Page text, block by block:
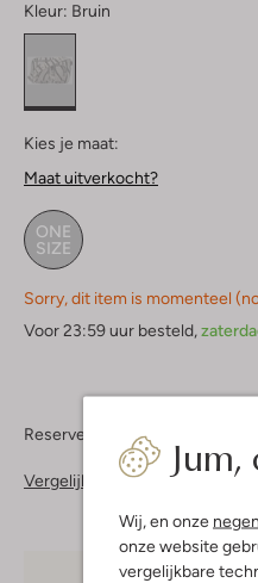
Wij, en onze
onze website
vergelijkbare
Kleur: Bruin
Kies je maat:
Maat uitverkocht?
ONE
SIZE
Sorry, dit item is momenteel
Voor 23:59 uur besteld,
Reserveer direct in een van
Vergelijkbare items